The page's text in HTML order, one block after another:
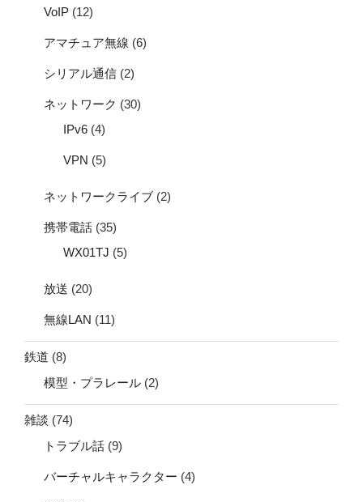
VoIP (12)
アマチュア無線 (6)
シリアル通信 (2)
ネットワーク (30)
IPv6 (4)
VPN (5)
ネットワークライブ (2)
携帯電話 (35)
WX01TJ (5)
放送 (20)
無線LAN (11)
鉄道 (8)
模型・プラレール (2)
雑談 (74)
トラブル話 (9)
バーチャルキャラクター (4)